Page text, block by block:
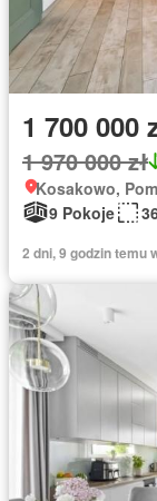
1 700 000
1 970 000 zł
Kosakowo,
9 Pokoje
2 dni, 9 godzin temu